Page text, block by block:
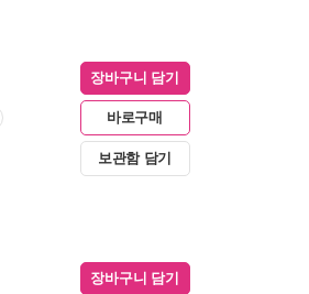
장바구니 담기
바로구매
보관함 담기
장바구니 담기